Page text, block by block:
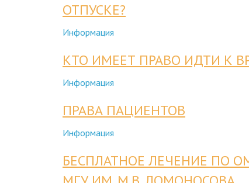
ОТПУСКЕ?
Информация
КТО ИМЕЕТ ПРАВО ИДТИ К
Информация
ПРАВА ПАЦИЕНТОВ
Информация
БЕСПЛАТНОЕ ЛЕЧЕНИЕ ПО